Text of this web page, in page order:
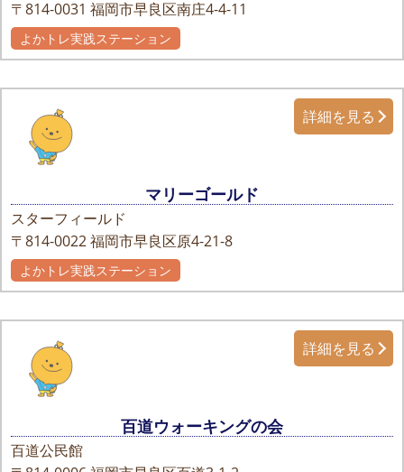
〒814-0031 福岡市早良区南庄4-4-11
よかトレ実践ステーション
マリーゴールド
スターフィールド
〒814-0022福岡市早良区原4-21-8
詳細を見る
よかトレ実践ステーション
百道ウォーキングの会
百道公民館
詳細を見る